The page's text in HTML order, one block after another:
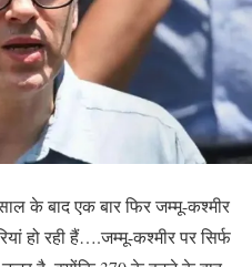
के बाद एक बार फिर जम्मू-कश्मीर
हो रही हैं….जम्मू-कश्मीर पर सिर्फ